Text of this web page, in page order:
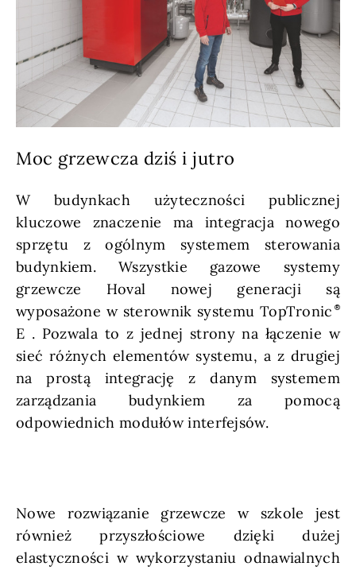
Moc grzewcza dziś i jutro
W budynkach użyteczności publicznej
kluczowe znaczenie ma integracja nowego
sprzętu z ogólnym systemem sterowania
budynkiem. Wszystkie gazowe systemy
grzewcze Hoval nowej generacji są
wyposażone w sterownik systemu TopTronic
E . Pozwala to z jednej strony na łączenie w
sieć różnych elementów systemu, a z drugiej
na prostą integrację z danym systemem
zarządzania budynkiem za pomocą
odpowiednich modułów interfejsów.
Nowe rozwiązanie grzewcze w szkole jest
również przyszłościowe dzięki dużej
elastyczności w wykorzystaniu odnawialnych